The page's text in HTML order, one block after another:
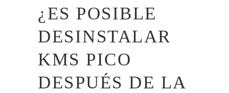
¿ES POSIBLE
DESINSTALAR
KMS PICO
DESPUÉS DE LA